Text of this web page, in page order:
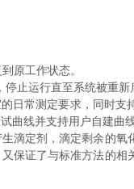
原工作状态。
止运行直至系统被重新
常测定要求，同时支
曲线并支持用户自建曲线
定剂，滴定剩余的氧
保证了与标准方法的相